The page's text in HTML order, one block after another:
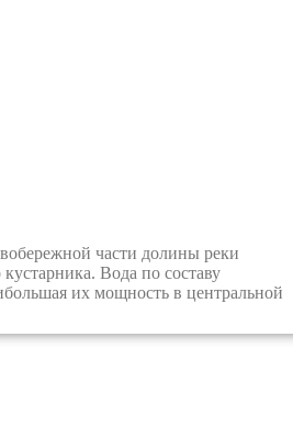
части долины реки
Вода по составу
их мощность в центральной